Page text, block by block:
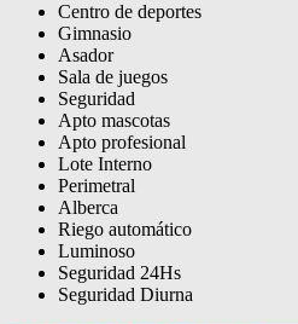
Centro de deportes
Gimnasio
Asador
Sala de juegos
Seguridad
Apto mascotas
Apto profesional
Lote Interno
Perimetral
Alberca
Riego automático
Luminoso
Seguridad 24Hs
Seguridad Diurna